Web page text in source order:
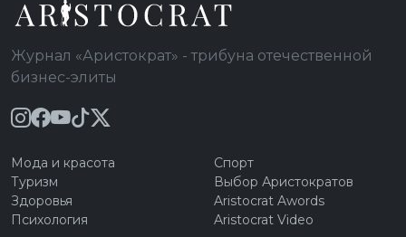
Журнал «Аристократ» - трибуна отечественной
бизнес-элиты
Мода и красота
Туризм
Здоровья
Психология
Спорт
Выбор Аристократов
Aristocrat Awords
Aristocrat Video